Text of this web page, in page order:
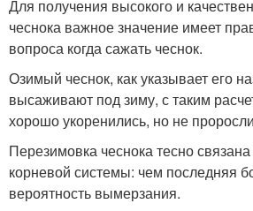
Для получения высокого и
чеснока важное значение имеет
вопроса когда сажать чеснок.
Озимый чеснок, как указывает его
высаживают под зиму, с таким
хорошо укоренились, но не
Перезимовка чеснока тесно
корневой системы: чем последняя
вероятность вымерзания.